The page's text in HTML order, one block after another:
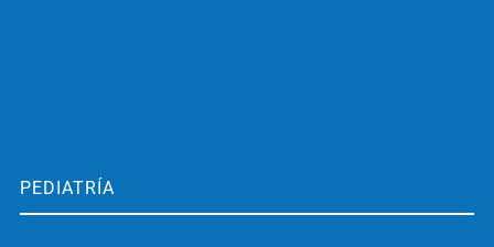
PEDIATRÍA